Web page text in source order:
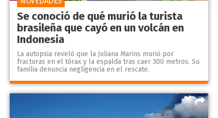
Se conoció de qué murió la turista
brasileña que cayó en un volcán en
Indonesia
La autopsia reveló que la Juliana Marins murió por
fracturas en el tórax y la espalda tras caer 300 metros. Su
familia denuncia negligencia en el rescate.